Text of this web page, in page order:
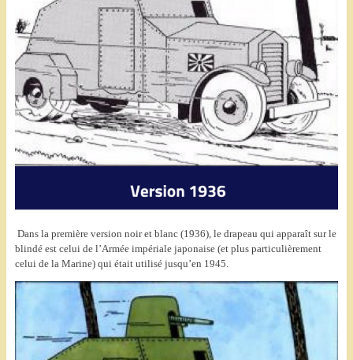
Dans la première version noir et blanc (1936), le drapeau qui apparaît sur le
blindé est celui de l’Armée impériale japonaise (et plus particulièrement
celui de la Marine) qui était utilisé jusqu’en 1945.